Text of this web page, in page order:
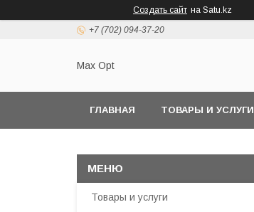
Создать сайт на Satu.kz
+7 (702) 094-37-20
Max Opt
ГЛАВНАЯ ТОВАРЫ И УСЛУГИ
Товары и услуги